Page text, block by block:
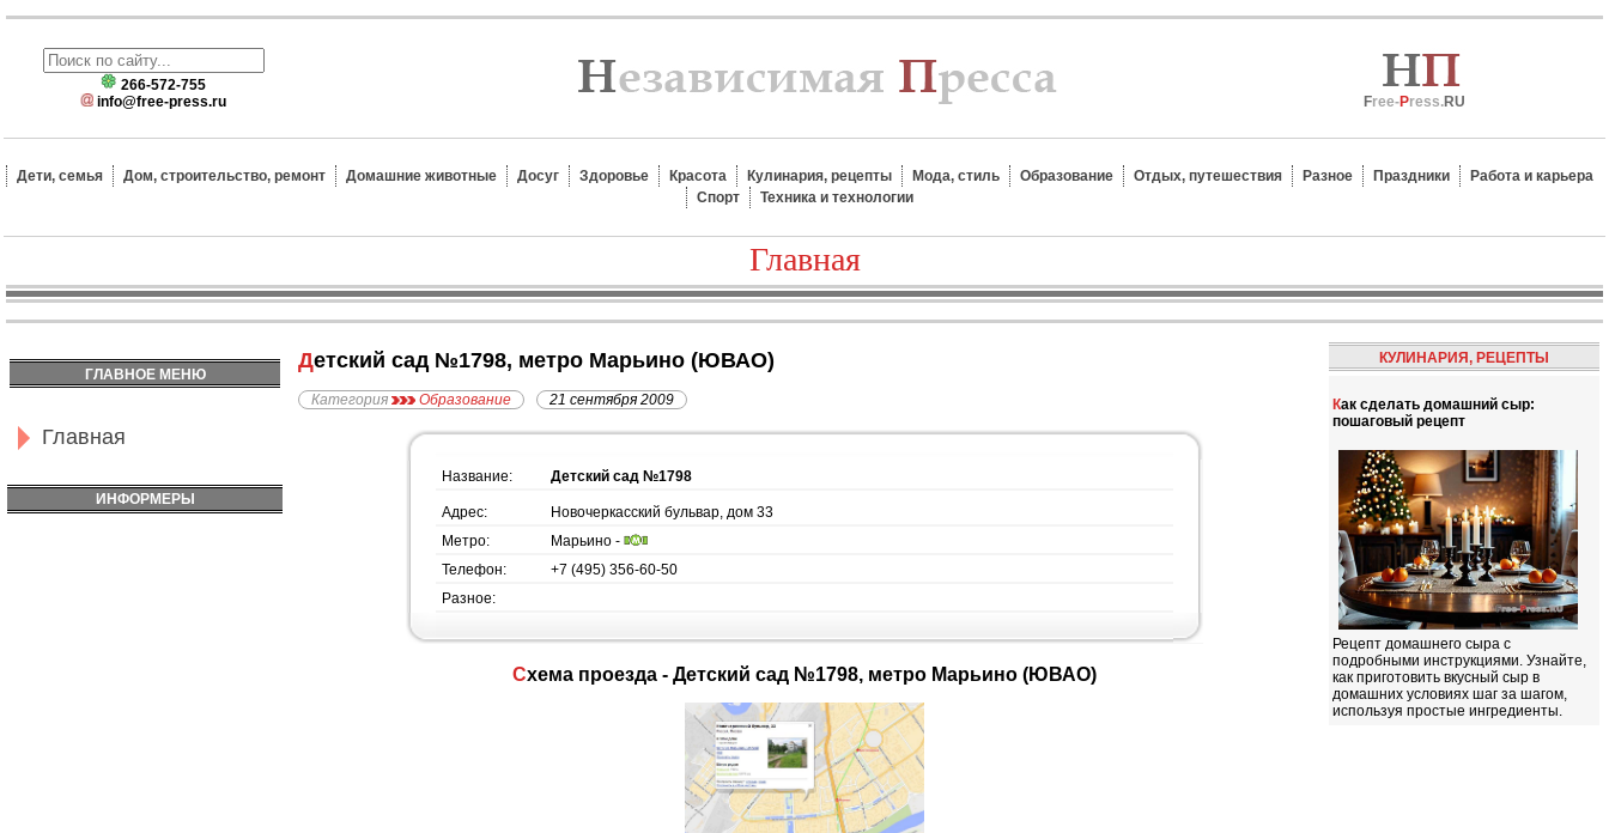
266-572-755
info@free-press.ru
Free-Press.RU
Дети, семья Дом, строительство, ремонт Домашние животные Досуг Здоровье Красота Кулинария, рецепты Мода, стиль Образование Отдых, путешествия Разное Праздники
Работа и карьера
Спорт
Техника и технологии
Главная
ГЛАВНОЕ МЕНЮ
Главная
ИНФОРМЕРЫ
Детский сад №1798, метро Марьино (ЮВАО)
Категория Образование 21 сентября 2009
Название: Детский сад №1798
Адрес:
Новочеркасский бульвар, дом 33
Метро:
Марьино -
Телефон:
+7 (495) 356-60-50
Разное:
Схема проезда - Детский сад №1798, метро Марьино (ЮВАО)
КУЛИНАРИЯ, РЕЦЕПТЫ
Как сделать домашний сыр:
пошаговый рецепт
Рецепт домашнего сыра с
подробными инструкциями. Узнайте,
как приготовить вкусный сыр в
домашних условиях шаг за шагом,
используя простые ингредиенты.